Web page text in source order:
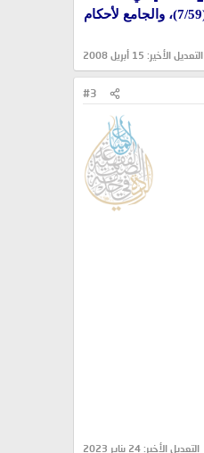
الفتح(6/556): (أخرجه ابن أبي حاتم، وذكر عن ابن جرير بإسنادٍ صحيح عن الشعبي مثله)، [يُنظر: تفسير ابن جرير الطبري(10/565)، وتفسير ابن كثير(7/59)، والجامع لأحكام
التعديل الأخير: 15 أبريل 2008
#3
التعديل الأخير: 24 يناير 2023